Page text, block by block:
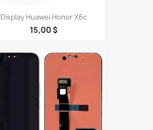
Display Huawei Honor X6c
15,00 $